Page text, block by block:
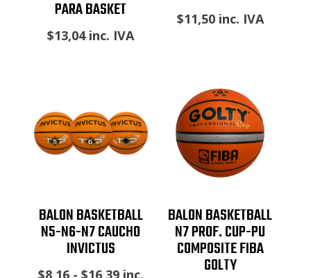
PARA BASKET
$13,04 inc. IVA
$11,50 inc. IVA
BALON BASKETBALL
N5-N6-N7 CAUCHO
INVICTUS
$8,16 - $16,39Rango
inc.
BALON BASKETBALL
N7 PROF. CUP-PU
COMPOSITE FIBA
GOLTY